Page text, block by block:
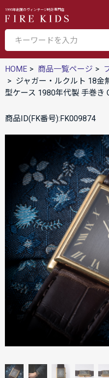
1995年創業のヴィンテージ時計専門店
HOME 商品一覧ページ
ジャガー・ルクルト 18金
型ケース 1980年代製 手巻き
商品ID(FK番号):FK009874